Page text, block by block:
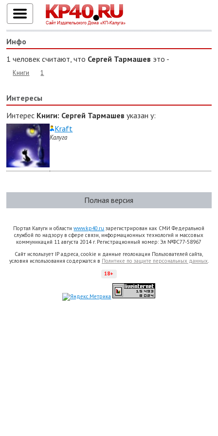
Инфо
1 человек считают, что Сергей Тармашев это -
Книги 1
Интересы
Интерес Книги: Сергей Тармашев указан у:
Kraft
Калуга
Полная версия
Портал Калуги и областиwww.kp40.ru зарегистрирован как СМИ Федеральной
службой по надзору в сфере связи, информационных технологий и массовых
коммуникаций 11 августа 2014 г. Регистрационный номер: Эл №ФС77-58967
Сайт использует IP адреса, cookie и данные геолокации Пользователей сайта,
условия использования содержатся в Политике по защите персональных данных.
18+